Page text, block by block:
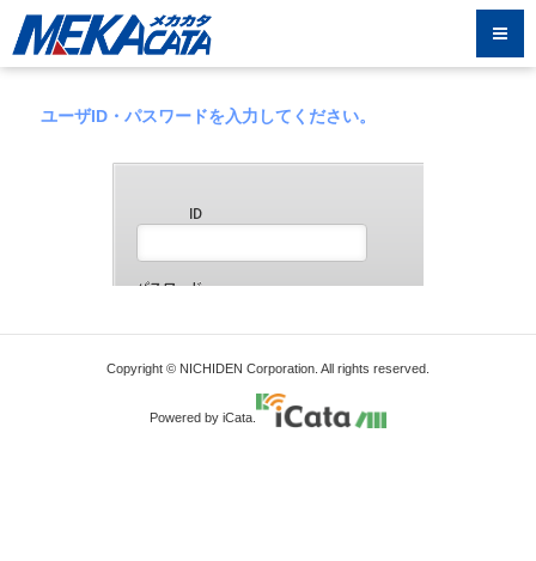
ユーザID・パスワードを入力してください。
Copyright © NICHIDEN Corporation. All rights reserved.
Powered by iCata.